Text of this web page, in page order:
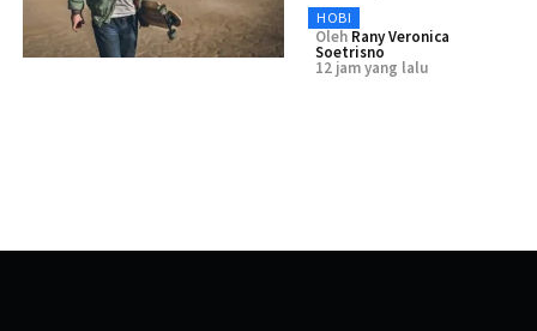
HOBI
Oleh Rany Veronica
Soetrisno
12 jam yang lalu